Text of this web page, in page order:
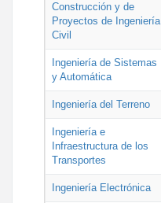
Construcción y de
Proyectos de Ingeniería
Civil
Ingeniería de Sistemas
y Automática
Ingeniería del Terreno
Ingeniería e
Infraestructura de los
Transportes
Ingeniería Electrónica